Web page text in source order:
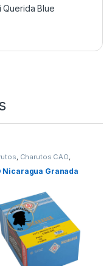
Querida Blue
Charutos CAO
Nicaragua Charutos
Nicaragua Granada